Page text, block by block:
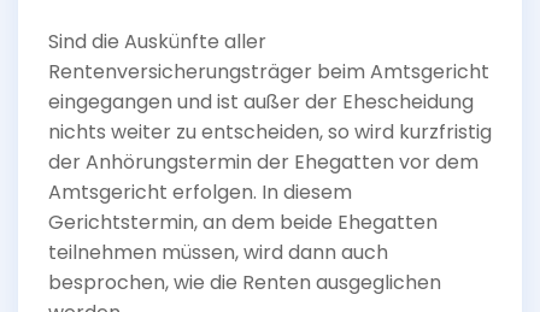
Sind die Auskünfte aller
Rentenversicherungsträger beim Amtsgericht
eingegangen und ist außer der Ehescheidung
nichts weiter zu entscheiden, so wird kurzfristig
der Anhörungstermin der Ehegatten vor dem
Amtsgericht erfolgen. In diesem
Gerichtstermin, an dem beide Ehegatten
teilnehmen müssen, wird dann auch
besprochen, wie die Renten ausgeglichen